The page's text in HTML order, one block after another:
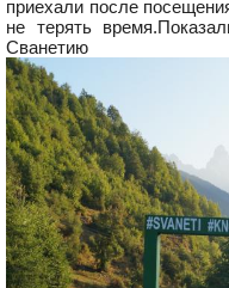
приехали после
не терять
Сванетию